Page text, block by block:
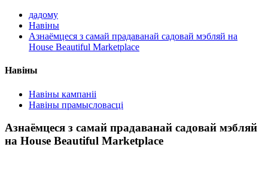
дадому
Навіны
Азнаёмцеся з самай прадаванай садовай мэбляй на
House Beautiful Marketplace
Навіны
Навіны кампаніі
Навіны прамысловасці
Азнаёмцеся з самай прадаванай садовай мэбляй
на House Beautiful Marketplace